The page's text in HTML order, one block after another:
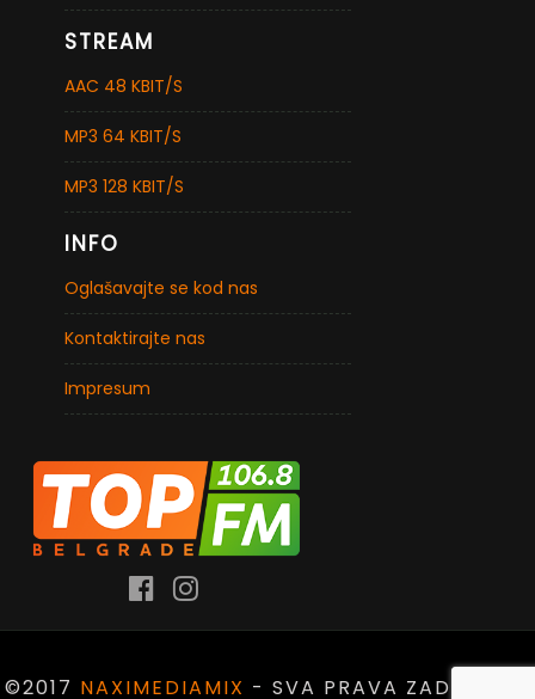
STREAM
AAC 48 KBIT/S
MP3 64 KBIT/S
MP3 128 KBIT/S
INFO
Oglašavajte se kod nas
Kontaktirajte nas
Impresum
©2017 NAXIMEDIAMIX - SVA PRAVA ZADRŽANA.